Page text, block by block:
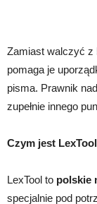
Zamiast walczyć z
pomaga je
pisma. Prawnik
zupełnie innego
Czym jest
LexTool to polskie
specjalnie pod